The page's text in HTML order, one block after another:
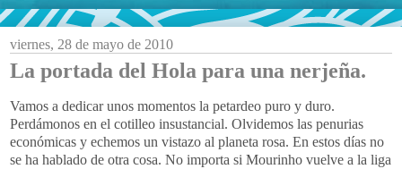
viernes, 28 de mayo de 2010
La portada del Hola para una nerjeña.
Vamos a dedicar unos momentos la petardeo puro y duro.
Perdámonos en el cotilleo insustancial. Olvidemos las penurias
económicas y echemos un vistazo al planeta rosa. En estos días no
se ha hablado de otra cosa. No importa si Mourinho vuelve a la liga